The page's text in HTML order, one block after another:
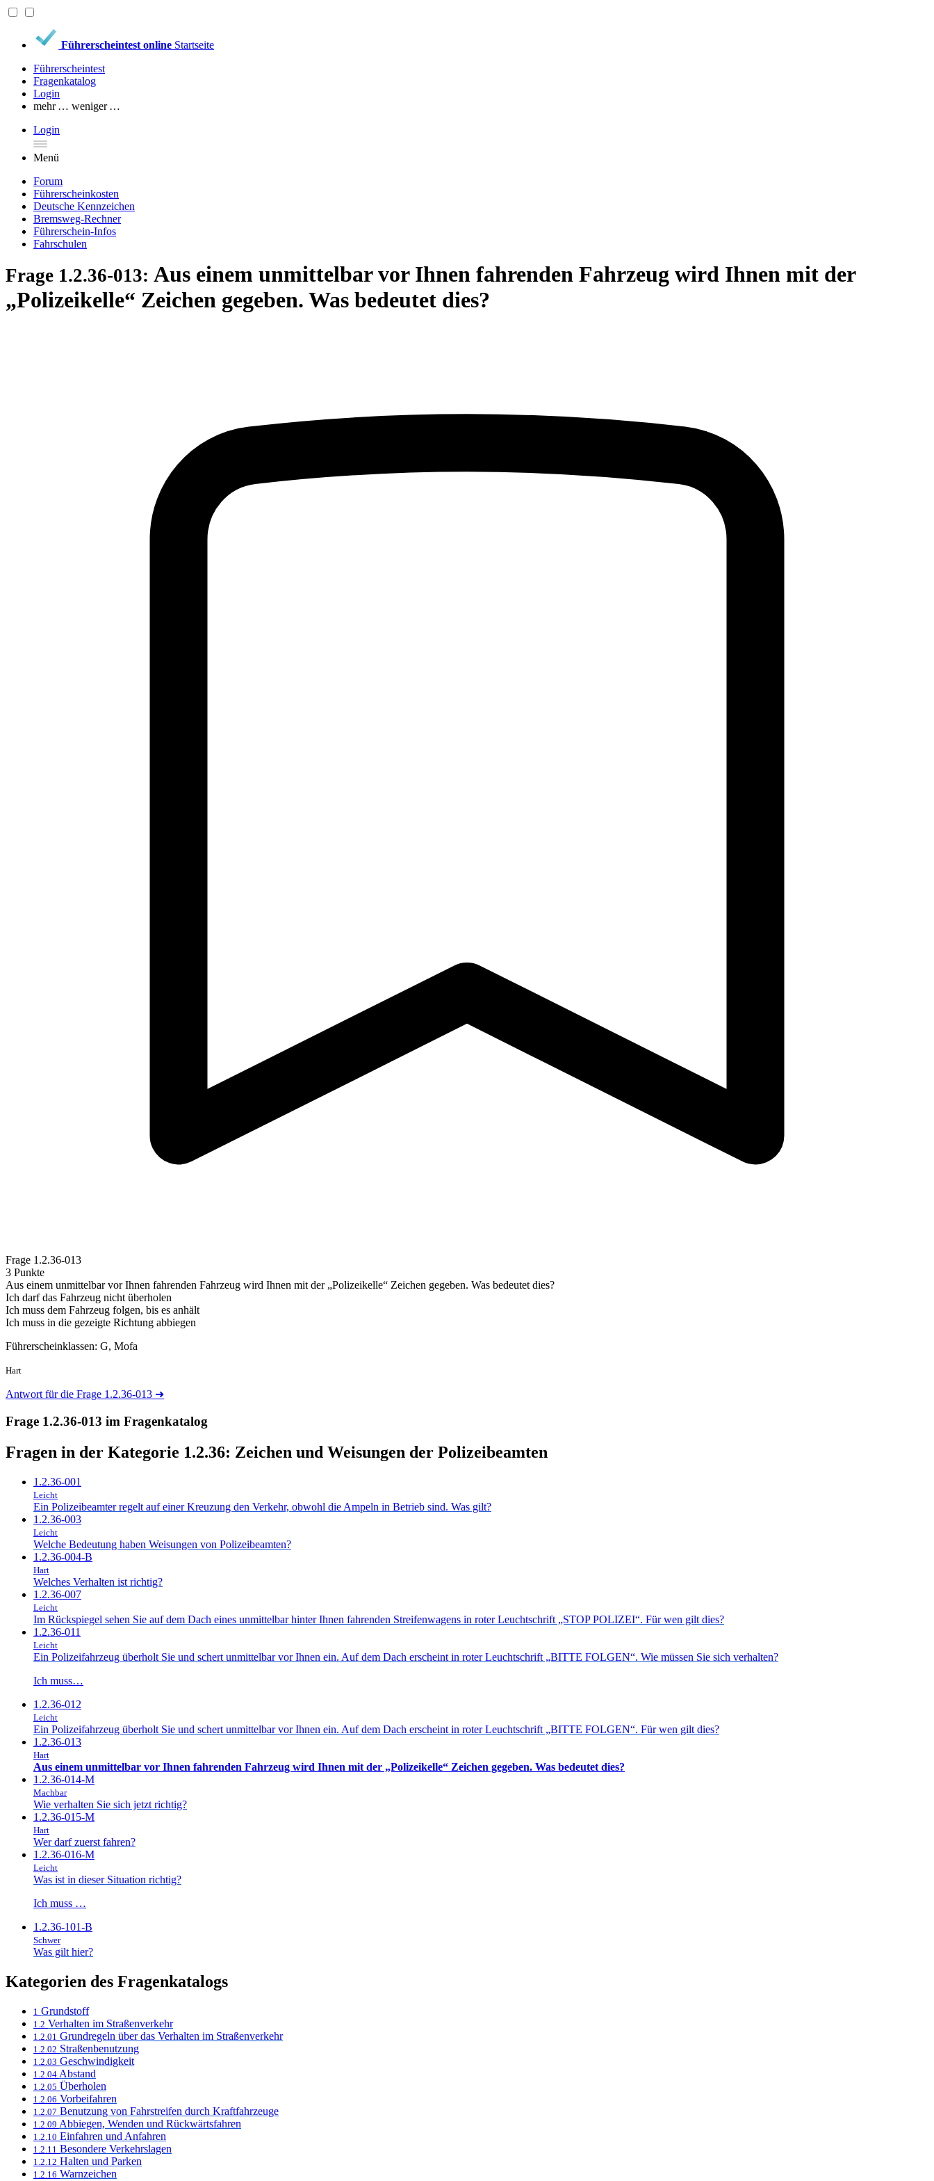
Führerscheintest online Startseite
Führerscheintest
Fragenkatalog
Login
mehr … weniger …
Login
Menü
Forum
Führerscheinkosten
Deutsche Kennzeichen
Bremsweg-Rechner
Führerschein-Infos
Fahrschulen
Frage 1.2.36-013: Aus einem unmittelbar vor Ihnen fahrenden Fahrzeug wird Ihnen mit der
„Polizeikelle“ Zeichen gegeben. Was bedeutet dies?
Frage 1.2.36-013
3 Punkte
Aus einem unmittelbar vor Ihnen fahrenden Fahrzeug wird Ihnen mit der „Polizeikelle“ Zeichen gegeben. Was bedeutet dies?
Ich darf das Fahrzeug nicht überholen
Ich muss dem Fahrzeug folgen, bis es anhält
Ich muss in die gezeigte Richtung abbiegen
Führerscheinklassen: G, Mofa
Hart
Antwort für die Frage 1.2.36-013 ➜
Frage 1.2.36-013 im Fragenkatalog
Fragen in der Kategorie 1.2.36: Zeichen und Weisungen der Polizeibeamten
1.2.36-001
Leicht
Ein Polizeibeamter regelt auf einer Kreuzung den Verkehr, obwohl die Ampeln in Betrieb sind. Was gilt?
1.2.36-003
Leicht
Welche Bedeutung haben Weisungen von Polizeibeamten?
1.2.36-004-B
Hart
Welches Verhalten ist richtig?
1.2.36-007
Leicht
Im Rückspiegel sehen Sie auf dem Dach eines unmittelbar hinter Ihnen fahrenden Streifenwagens in roter Leuchtschrift „STOP POLIZEI“. Für wen gilt dies?
1.2.36-011
Leicht
Ein Polizeifahrzeug überholt Sie und schert unmittelbar vor Ihnen ein. Auf dem Dach erscheint in roter Leuchtschrift „BITTE FOLGEN“. Wie müssen Sie sich verhalten?
Ich muss…
1.2.36-012
Leicht
Ein Polizeifahrzeug überholt Sie und schert unmittelbar vor Ihnen ein. Auf dem Dach erscheint in roter Leuchtschrift „BITTE FOLGEN“. Für wen gilt dies?
1.2.36-013
Hart
Aus einem unmittelbar vor Ihnen fahrenden Fahrzeug wird Ihnen mit der „Polizeikelle“ Zeichen gegeben. Was bedeutet dies?
1.2.36-014-M
Machbar
Wie verhalten Sie sich jetzt richtig?
1.2.36-015-M
Hart
Wer darf zuerst fahren?
1.2.36-016-M
Leicht
Was ist in dieser Situation richtig?
Ich muss …
1.2.36-101-B
Schwer
Was gilt hier?
Kategorien des Fragenkatalogs
1 Grundstoff
1.2 Verhalten im Straßenverkehr
1.2.01 Grundregeln über das Verhalten im Straßenverkehr
1.2.02 Straßenbenutzung
1.2.03 Geschwindigkeit
1.2.04 Abstand
1.2.05 Überholen
1.2.06 Vorbeifahren
1.2.07 Benutzung von Fahrstreifen durch Kraftfahrzeuge
1.2.09 Abbiegen, Wenden und Rückwärtsfahren
1.2.10 Einfahren und Anfahren
1.2.11 Besondere Verkehrslagen
1.2.12 Halten und Parken
1.2.16 Warnzeichen